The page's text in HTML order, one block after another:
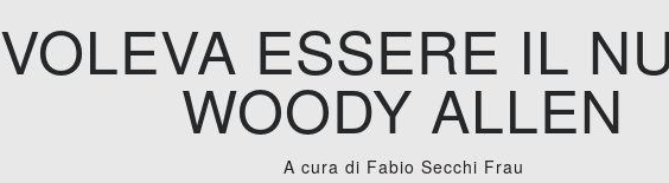
VOLEVA ESSERE IL
WOODY ALLEN
A cura di Fabio Secchi Frau